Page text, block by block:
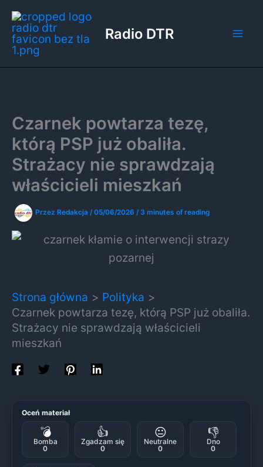
Przejdź
do
treści
Radio DTR
Czarnek powtarza tezę,
którą PSP już obaliła.
Strażacy nie sprawdzają
właścicieli mieszkań
Przez Redakcja /05/06/2026 / 3 minutes of reading
Strona główna
Polityka
Czarnek powtarza tezę, którą PSP już obaliła.
Strażacy nie sprawdzają właścicieli
mieszkań
Oceń materiał
💣
Bomba
0
👍
Zgadzam się
0
😐
Neutralne
0
👎
Dno
0